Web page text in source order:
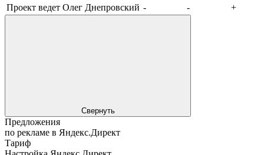
Проект ведет Олег Днепровский - - +
Свернуть
Предложения
по рекламе в Яндекс.Директ
Тариф